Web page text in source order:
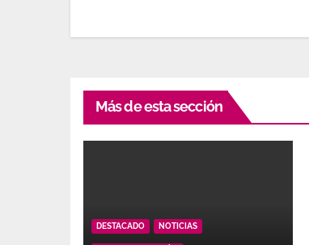
Más de esta sección
DESTACADO NOTICIAS